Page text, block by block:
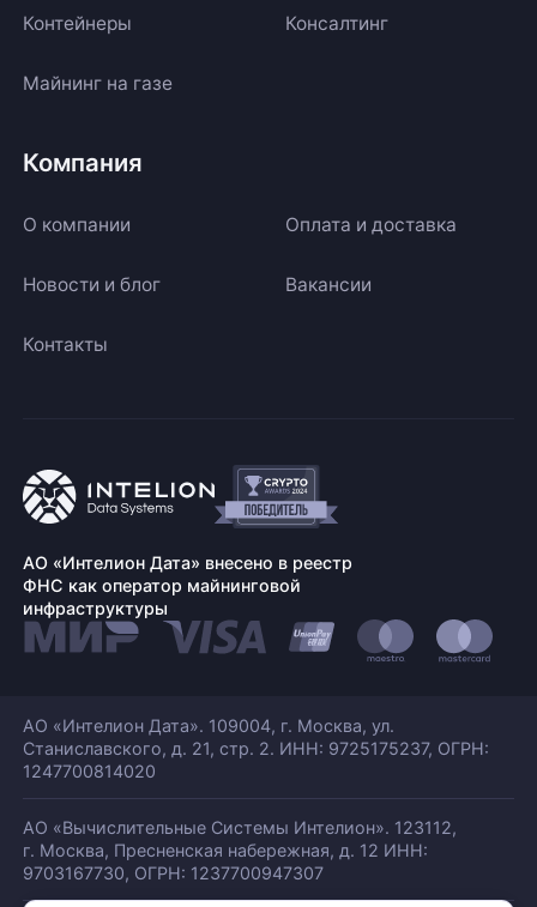
Контейнеры
Майнинг на газе
Консалтинг
Компания
О компании Оплата и доставка
Новости и блог Вакансии
Контакты
АО «Интелион Дата» внесено в реестр
ФНС как оператор майнинговой
инфраструктуры
АО «Интелион Дата». 109004, г. Москва, ул.
Станиславского, д. 21, стр. 2. ИНН: 9725175237, ОГРН:
1247700814020
АО «Вычислительные Системы Интелион». 123112,
г. Москва, Пресненская набережная, д. 12 ИНН:
9703167730, ОГРН: 1237700947307